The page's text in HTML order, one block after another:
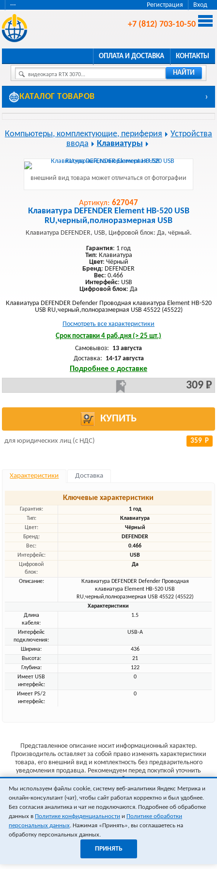
Регистрация Вход
···
+7 (812) 703-10-50
ОПЛАТА И ДОСТАВКА КОНТАКТЫ
видеокарта RTX 3070... НАЙТИ
КАТАЛОГ ТОВАРОВ ›
Компьютеры, комплектующие, периферия
Устройства
ввода
Клавиатуры
внешний вид товара может отличаться от фотографии
Артикул: 627047
Клавиатура DEFENDER Element HB-520 USB
RU,черный,полноразмерная USB
Клавиатура DEFENDER, USB, Цифровой блок: Да, чёрный.
Гарантия: 1 год
Тип: Клавиатура
Цвет: Чёрный
Бренд: DEFENDER
Вес: 0.466
Интерфейс: USB
Цифровой блок: Да
Клавиатура DEFENDER Defender Проводная клавиатура Element HB-520
USB RU,черный,полноразмерная USB 45522 (45522)
Посмотреть все характеристики
Срок поставки 4 раб.дня (> 25 шт.)
Самовывоз: 13 августа
Доставка: 14-17 августа
Подробнее о доставке
309 Р
КУПИТЬ
для юридических лиц (с НДС) 359 Р
Характеристики Доставка
Ключевые характеристики
Гарантия:
1 год
Тип:
Клавиатура
Цвет:
Чёрный
Бренд:
DEFENDER
Вес:
0.466
Интерфейс:
USB
Цифровой
блок:
Да
Описание:
Клавиатура DEFENDER Defender Проводная
клавиатура Element HB-520 USB
RU,черный,полноразмерная USB 45522 (45522)
Характеристики
Длина
кабеля:
1.5
Интерфейс
подключения:
USB-A
Ширина:
436
Высота:
21
Глубина:
122
Имеет USB
интерфейс:
0
Имеет PS/2
интерфейс:
0
Представленное описание носит информационный характер.
Производитель оставляет за собой право изменять характеристики
товара, его внешний вид и комплектность без предварительного
уведомления продавца. Рекомендуем перед покупкой уточнить
характеристики товара на сайте производителя.
Указанные цены не являются публичной офертой (ст.435 ГК РФ).
Стоимость и наличие товара уточняйте у менеджера.
Мы используем файлы cookie, систему веб-аналитики Яндекс Метрика и
онлайн-консультант (чат), чтобы сайт работал корректно и был удобнее.
Без согласия аналитика и чат не подключаются. Подробнее об обработке
данных в Политике конфиденциальности и Политике обработки
персональных данных. Нажимая «Принять», вы соглашаетесь на
обработку персональных данных.
ПРИНЯТЬ